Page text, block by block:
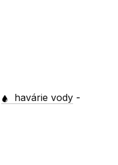
havárie vody -